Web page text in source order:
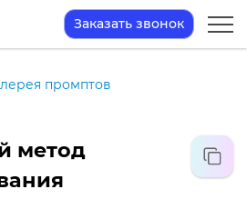
Заказать звонок
промптов
метод